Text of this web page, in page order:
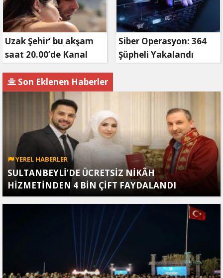
Uzak Şehir’ bu akşam
saat 20.00’de Kanal
Siber Operasyon: 364
Şüpheli Yakalandı
Son Eklenen Haberler
YEREL HABERLER
SULTANBEYLİ’DE ÜCRETSİZ NİKÂH
HİZMETİNDEN 4 BİN ÇİFT FAYDALANDI